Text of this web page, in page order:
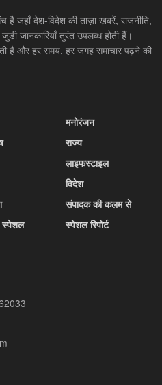
जहाँ देश-विदेश की ताज़ा ख़बरें, राजनीति,
जानकारियाँ तुरंत उपलब्ध होती हैं।
है और हर समय, हर जगह समाचार पढ़ने की
स्पेशल
मनोरंजन
राज्य
लाइफस्टाइल
विदेश
संपादक की कलम से
स्पेशल रिपोर्ट